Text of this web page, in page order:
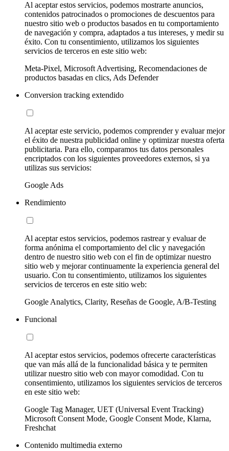
Al aceptar estos servicios, podemos mostrarte anuncios,
contenidos patrocinados o promociones de descuentos para
nuestro sitio web o productos basados en tu comportamiento
de navegación y compra, adaptados a tus intereses, y medir su
éxito. Con tu consentimiento, utilizamos los siguientes
servicios de terceros en este sitio web:
Meta-Pixel, Microsoft Advertising, Recomendaciones de
productos basadas en clics, Ads Defender
Conversion tracking extendido
Al aceptar este servicio, podemos comprender y evaluar mejor
el éxito de nuestra publicidad online y optimizar nuestra oferta
publicitaria. Para ello, comparamos tus datos personales
encriptados con los siguientes proveedores externos, si ya
utilizas sus servicios:
Google Ads
Rendimiento
Al aceptar estos servicios, podemos rastrear y evaluar de
forma anónima el comportamiento del clic y navegación
dentro de nuestro sitio web con el fin de optimizar nuestro
sitio web y mejorar continuamente la experiencia general del
usuario. Con tu consentimiento, utilizamos los siguientes
servicios de terceros en este sitio web:
Google Analytics, Clarity, Reseñas de Google, A/B-Testing
Funcional
Al aceptar estos servicios, podemos ofrecerte características
que van más allá de la funcionalidad básica y te permiten
utilizar nuestro sitio web con mayor comodidad. Con tu
consentimiento, utilizamos los siguientes servicios de terceros
en este sitio web:
Google Tag Manager, UET (Universal Event Tracking)
Microsoft Consent Mode, Google Consent Mode, Klarna,
Freshchat
Contenido multimedia externo